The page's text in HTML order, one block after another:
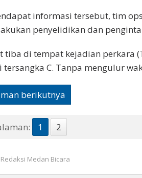
informasi tersebut, tim
penyelidikan dan
tiba di tempat kejadian perkara
tersangka C. Tanpa mengulur
berikutnya
1 2
Redaksi Medan Bicara